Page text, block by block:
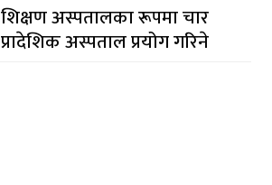
शिक्षण अस्पतालका रूपमा चार
प्रादेशिक अस्पताल प्रयोग गरिने